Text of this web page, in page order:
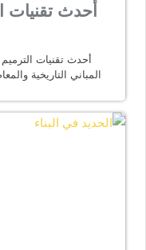
أحدث تقنيات
أحدث تقنيات
المباني التاريخية